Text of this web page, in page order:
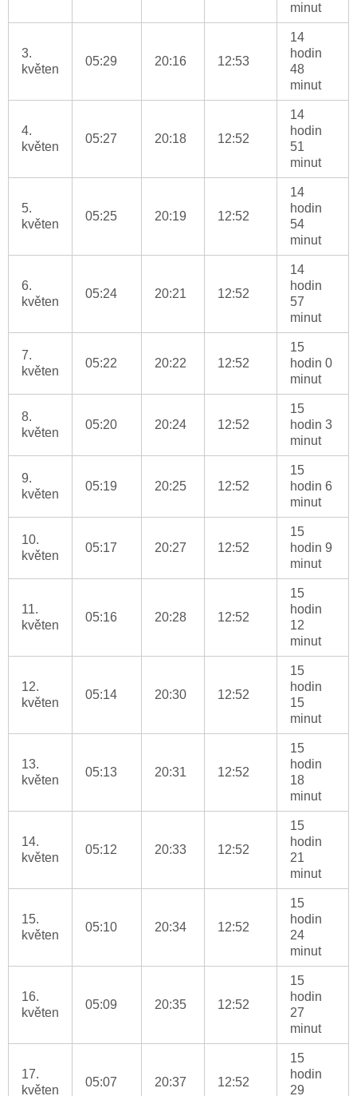
minut
3.
květen
05:29 20:16 12:53
14
hodin
48
minut
4.
květen
05:27 20:18 12:52
14
hodin
51
minut
5.
květen
05:25 20:19 12:52
14
hodin
54
minut
6.
květen
05:24 20:21 12:52
14
hodin
57
minut
7.
květen
05:22 20:22 12:52
15
hodin 0
minut
8.
květen
05:20 20:24 12:52
15
hodin 3
minut
9.
květen
05:19 20:25 12:52
15
hodin 6
minut
10.
květen
05:17 20:27 12:52
15
hodin 9
minut
11.
květen
05:16 20:28 12:52
15
hodin
12
minut
12.
květen
05:14 20:30 12:52
15
hodin
15
minut
13.
květen
05:13 20:31 12:52
15
hodin
18
minut
14.
květen
05:12 20:33 12:52
15
hodin
21
minut
15.
květen
05:10 20:34 12:52
15
hodin
24
minut
16.
květen
05:09 20:35 12:52
15
hodin
27
minut
17.
květen
05:07 20:37 12:52
15
hodin
29